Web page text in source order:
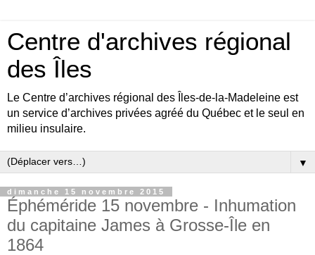
Centre d'archives régional
des Îles
Le Centre d’archives régional des Îles-de-la-Madeleine est
un service d’archives privées agréé du Québec et le seul en
milieu insulaire.
▼
dimanche 15 novembre 2015
Éphéméride 15 novembre - Inhumation
du capitaine James à Grosse-Île en
1864